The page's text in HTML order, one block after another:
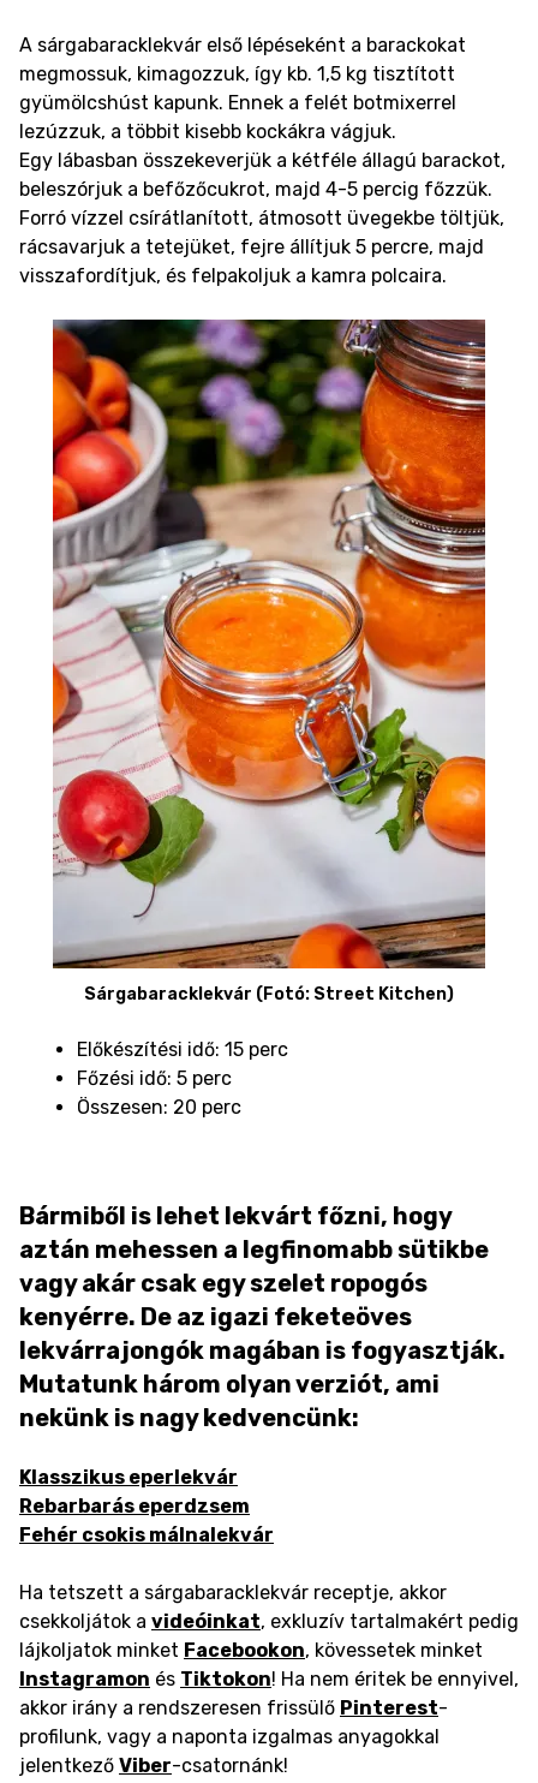
A sárgabaracklekvár első lépéseként a barackokat
megmossuk, kimagozzuk, így kb. 1,5 kg tisztított
gyümölcshúst kapunk. Ennek a felét botmixerrel
lezúzzuk, a többit kisebb kockákra vágjuk.
Egy lábasban összekeverjük a kétféle állagú barackot,
beleszórjuk a befőzőcukrot, majd 4-5 percig főzzük.
Forró vízzel csírátlanított, átmosott üvegekbe töltjük,
rácsavarjuk a tetejüket, fejre állítjuk 5 percre, majd
visszafordítjuk, és felpakoljuk a kamra polcaira.
Sárgabaracklekvár (Fotó: Street Kitchen)
Előkészítési idő: 15 perc
Főzési idő: 5 perc
Összesen: 20 perc
Bármiből is lehet lekvárt főzni, hogy
aztán mehessen a legfinomabb sütikbe
vagy akár csak egy szelet ropogós
kenyérre. De az igazi feketeöves
lekvárrajongók magában is fogyasztják.
Mutatunk három olyan verziót, ami
nekünk is nagy kedvencünk:
Klasszikus eperlekvár
Rebarbarás eperdzsem
Fehér csokis málnalekvár
Ha tetszett a sárgabaracklekvár receptje, akkor
csekkoljátok a videóinkat, exkluzív tartalmakért pedig
lájkoljatok minket Facebookon, kövessetek minket
Instagramon és Tiktokon! Ha nem éritek be ennyivel,
akkor irány a rendszeresen frissülő Pinterest-
profilunk, vagy a naponta izgalmas anyagokkal
jelentkező Viber-csatornánk!